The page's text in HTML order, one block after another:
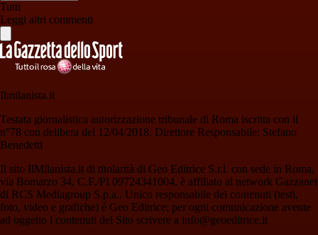
Tutti
Leggi altri commenti
Ilmilanista.it
Testata giornalistica autorizzazione tribunale di Roma iscritta con il
n°78 con delibera del 12/04/2018. Direttore Responsabile: Stefano
Benedetti
Il sito IlMilanista.it di titolarità di Geo Editrice S.r.l. con sede in Roma,
via Bomarzo 34, C.F./PI 09724341004, è affiliato al network Gazzanet
di RCS Mediagroup S.p.a.. Unico responsabile dei contenuti (testi,
foto, video e grafiche) è Geo Editrice; per ogni comunicazione avente
ad oggetto i contenuti del Sito scrivere a info@geoeditrice.it